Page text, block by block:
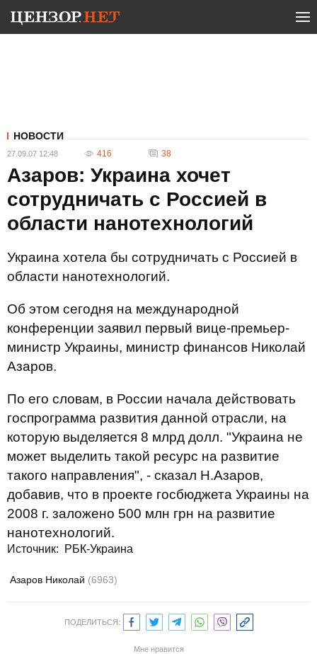
НОВОСТИ
27.09.07 12:48 416 38
Азаров: Украина хочет
сотрудничать с Россией в
области нанотехнологий
Украина хотела бы сотрудничать с Россией в
области нанотехнологий.
Об этом сегодня на международной
конференции заявил первый вице-премьер-
министр Украины, министр финансов Николай
Азаров.
По его словам, в России начала действовать
госпрограмма развития данной отрасли, на
которую выделяется 8 млрд долл. "Украина не
может выделить такой ресурс на развитие
такого направления", - сказал Н.Азаров,
добавив, что в проекте госбюджета Украины на
2008 г. заложено 500 млн грн на развитие
нанотехнологий.
Источник: РБК-Украина
Азаров Николай (6963)
ПОДЕЛИТЬСЯ:
Мне нравится